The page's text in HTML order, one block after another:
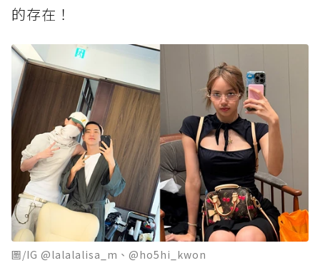
的存在！
圖/IG @lalalalisa_m、@ho5hi_kwon